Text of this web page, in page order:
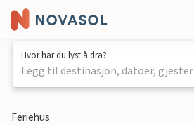
Hvor har du lyst å dra?
Legg til destinasjon, datoer, gjester
1 / 14
Feriehus